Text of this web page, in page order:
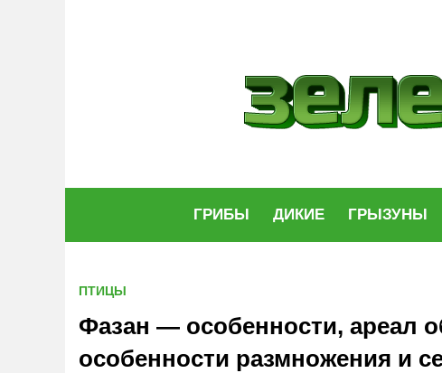
ГРИБЫ ДИКИЕ ГРЫЗУНЫ
ПТИЦЫ
Фазан — особенности, ареал
особенности размножения и